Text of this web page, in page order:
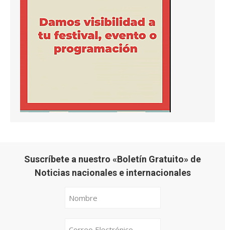
Suscríbete a nuestro «Boletín Gratuito» de
Noticias nacionales e internacionales